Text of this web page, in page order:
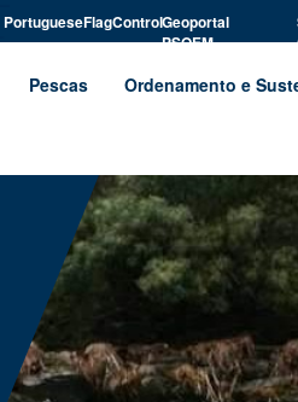
PortugueseFlagControlGeoportal
PSOEM
Pescas Ordenamento e